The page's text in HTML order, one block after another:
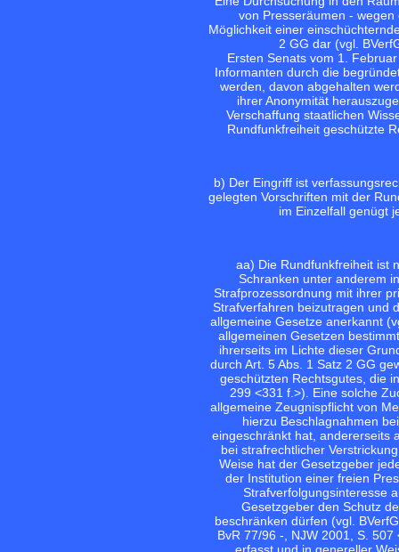
von Presseräumen -
Möglichkeit einer
2 GG dar (vgl.
Ersten Senats vom 1.
Informanten durch die
werden, davon abgehalten
ihrer Anonymität
Verschaffung staatlichen
Rundfunkfreiheit geschützte
b) Der Eingriff ist
gelegten Vorschriften mit der
im Einzelfall genügt
aa) Die Rundfunkfreiheit ist
Schranken unter anderem
Strafprozessordnung mit ihrer
Strafverfahren beizutragen und
allgemeine Gesetze anerkannt
allgemeinen Gesetzen
ihrerseits im Lichte dieser
durch Art. 5 Abs. 1 Satz 2 GG
geschützten Rechtsgutes, die
299 <331 f.>). Eine solche
allgemeine Zeugnispflicht von
hierzu Beschlagnahmen
eingeschränkt hat, andererseits
bei strafrechtlicher
Weise hat der Gesetzgeber
der Institution einer freien
Strafverfolgungsinteresse
Gesetzgeber den Schutz
beschränken dürfen (vgl.
BvR 77/96 -, NJW 2001, S.
erfasst und in genereller